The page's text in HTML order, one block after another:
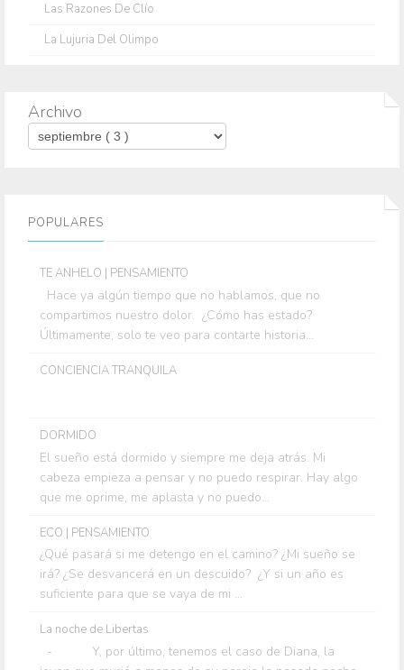
Las Razones De Clío
La Lujuria Del Olimpo
Archivo
POPULARES
TE ANHELO | PENSAMIENTO
Hace ya algún tiempo que no hablamos, que no
compartimos nuestro dolor. ¿Cómo has estado?
Últimamente, solo te veo para contarte historia...
CONCIENCIA TRANQUILA
DORMIDO
El sueño está dormido y siempre me deja atrás. Mi
cabeza empieza a pensar y no puedo respirar. Hay algo
que me oprime, me aplasta y no puedo...
ECO | PENSAMIENTO
¿Qué pasará si me detengo en el camino? ¿Mi sueño se
irá? ¿Se desvancerá en un descuido? ¿Y si un año es
suficiente para que se vaya de mi ...
La noche de Libertas
- Y, por último, tenemos el caso de Diana, la